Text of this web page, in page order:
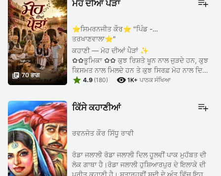
 70 ਭਾਗ
ਮੋਹ ਦੀਆਂ ਪੈੜਾਂ
⭐ਸਿਮਰਨਜੀਤ ਕੌਰ⭐ "ਪਿੰਡ -
ਤਰਖਾਣਵਾਲਾ⭐"
ਕਹਾਣੀ — ਮੋਹ ਦੀਆਂ ਪੈੜਾਂ ✨
✿✿ਭੂਮਿਕਾ ✿✿ ਕੁਝ ਰਿਸ਼ਤੇ ਖੂਨ ਨਾਲ ਜੁੜਦੇ ਹਨ, ਕੁਝ
ਕਿਸਮਤ ਨਾਲ ਮਿਲਦੇ ਹਨ ਤੇ ਕੁਝ ਸਿਰਫ਼ ਮੋਹ ਨਾਲ ਦਿਲਾਂ
ਵਿੱਚ ਵੱਸ ਜਾਂਦੇ ਹਨ। ਇਹ ਇੱਕ ਅਜਿਹੇ ਪਰਿਵਾਰ ਦੀ
 4.9 (180)  1K+ ਪਾਠਕ ਸੰਖਿਆ
ਕਿੱਸੇ ਕਹਾਣੀਆਂ
ਰਵਨਜੋਤ ਕੌਰ ਸਿੱਧੂ ਰਾਵੀ
ਰੋਡਾ ਜਲਾਲੀ ਰੋਡਾ ਜਲਾਲੀ ਦਿਲ ਹੂਲਵੀਂ ਪਾਕ ਮੁਹੱਬਤ ਦੀ
ਲੋਕ ਗਾਥਾ ਹੈ।ਰੋਡਾ ਜਲਾਲੀ ਹੁਸ਼ਿਆਰਪੁਰ ਦੇ ਇਲਾਕੇ ਦੀ
ਪ੍ਰੀਤ ਕਹਾਣੀ ਹੈ। ਸਤਾਰ੍ਹਵੀਂ ਸਦੀ ਦੇ ਅੰਤ ਵਿੱਚ ਇਹ